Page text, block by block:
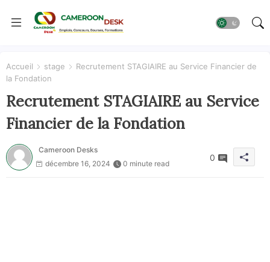
Accueil stage
Recrutement STAGIAIRE au Service Financier de
la Fondation
Recrutement STAGIAIRE au Service
Financier de la Fondation
Cameroon Desks
décembre 16, 2024
0 minute read
0